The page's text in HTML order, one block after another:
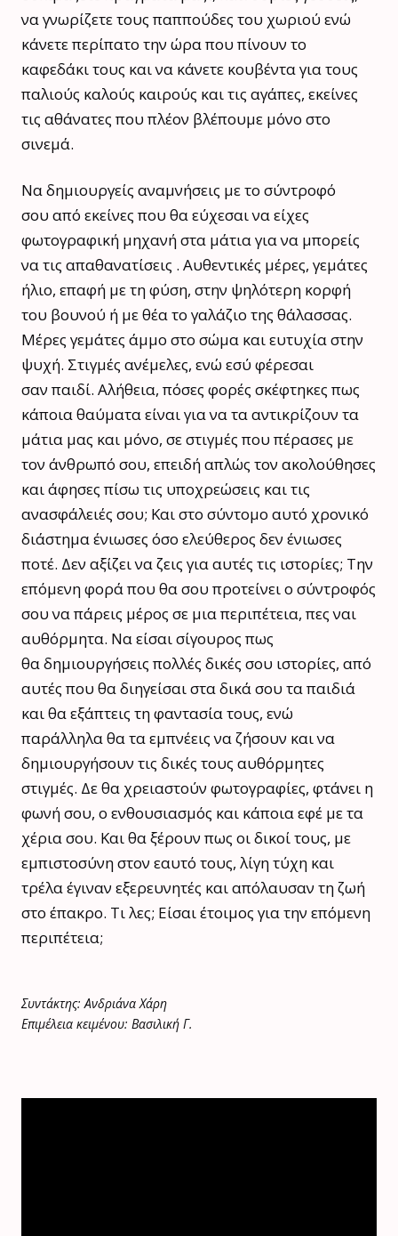
να γνωρίζετε τους παππούδες του χωριού ενώ
κάνετε περίπατο την ώρα που πίνουν το
καφεδάκι τους και να κάνετε κουβέντα για τους
παλιούς καλούς καιρούς και τις αγάπες, εκείνες
τις αθάνατες που πλέον βλέπουμε μόνο στο
σινεμά.
Να δημιουργείς αναμνήσεις με το σύντροφό
σου από εκείνες που θα εύχεσαι να είχες
φωτογραφική μηχανή στα μάτια για να μπορείς
να τις απαθανατίσεις . Αυθεντικές μέρες, γεμάτες
ήλιο, επαφή με τη φύση, στην ψηλότερη κορφή
του βουνού ή με θέα το γαλάζιο της θάλασσας.
Μέρες γεμάτες άμμο στο σώμα και ευτυχία στην
ψυχή. Στιγμές ανέμελες, ενώ εσύ φέρεσαι
σαν παιδί. Αλήθεια, πόσες φορές σκέφτηκες πως
κάποια θαύματα είναι για να τα αντικρίζουν τα
μάτια μας και μόνο, σε στιγμές που πέρασες με
τον άνθρωπό σου, επειδή απλώς τον ακολούθησες
και άφησες πίσω τις υποχρεώσεις και τις
ανασφάλειές σου; Και στο σύντομο αυτό χρονικό
διάστημα ένιωσες όσο ελεύθερος δεν ένιωσες
ποτέ. Δεν αξίζει να ζεις για αυτές τις ιστορίες; Την
επόμενη φορά που θα σου προτείνει ο σύντροφός
σου να πάρεις μέρος σε μια περιπέτεια, πες ναι
αυθόρμητα. Να είσαι σίγουρος πως
θα δημιουργήσεις πολλές δικές σου ιστορίες, από
αυτές που θα διηγείσαι στα δικά σου τα παιδιά
και θα εξάπτεις τη φαντασία τους, ενώ
παράλληλα θα τα εμπνέεις να ζήσουν και να
δημιουργήσουν τις δικές τους αυθόρμητες
στιγμές. Δε θα χρειαστούν φωτογραφίες, φτάνει η
φωνή σου, ο ενθουσιασμός και κάποια εφέ με τα
χέρια σου. Και θα ξέρουν πως οι δικοί τους, με
εμπιστοσύνη στον εαυτό τους, λίγη τύχη και
τρέλα έγιναν εξερευνητές και απόλαυσαν τη ζωή
στο έπακρο. Τι λες; Είσαι έτοιμος για την επόμενη
περιπέτεια;
Συντάκτης: Ανδριάνα Χάρη
Επιμέλεια κειμένου: Βασιλική Γ.